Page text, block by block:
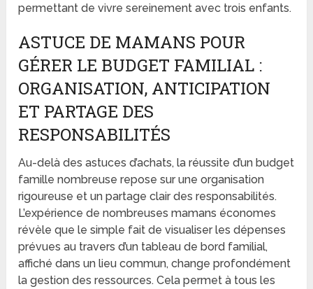
permettant de vivre sereinement avec trois enfants.
ASTUCE DE MAMANS POUR
GÉRER LE BUDGET FAMILIAL :
ORGANISATION, ANTICIPATION
ET PARTAGE DES
RESPONSABILITÉS
Au-delà des astuces d’achats, la réussite d’un budget
famille nombreuse repose sur une organisation
rigoureuse et un partage clair des responsabilités.
L’expérience de nombreuses mamans économes
révèle que le simple fait de visualiser les dépenses
prévues au travers d’un tableau de bord familial,
affiché dans un lieu commun, change profondément
la gestion des ressources. Cela permet à tous les